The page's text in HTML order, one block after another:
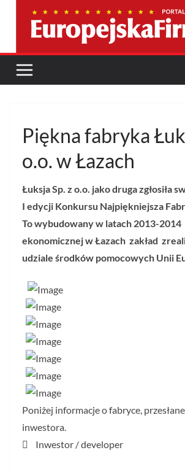
Piękna fabryka
o.o. w Łazach
Łuksja Sp. z o.o. jako druga zgłosiła
I edycji Konkursu Najpiękniejsza
To wybudowany w latach 2013-
ekonomicznej w Łazach zakład
udziale środków pomocowych Unii
Poniżej informacje o fabryce,
inwestora.
 Inwestor / developer